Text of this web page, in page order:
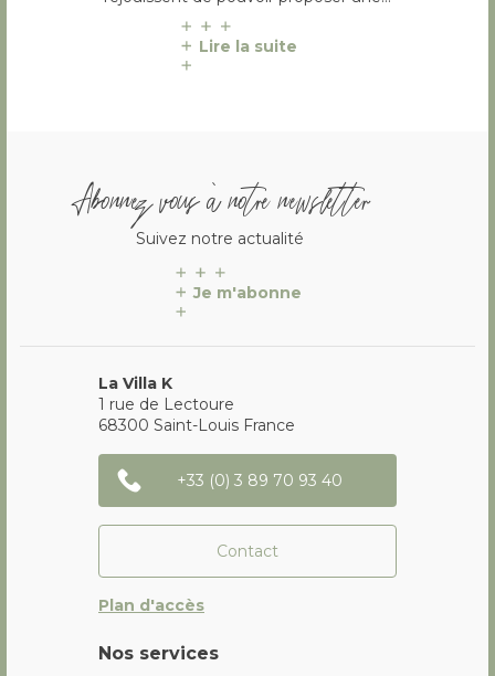
Lire la suite
Abonnez vous à notre newsletter
Suivez notre actualité
Je m'abonne
La Villa K
1 rue de Lectoure
68300 Saint-Louis France
+33 (0) 3 89 70 93 40
Contact
Plan d'accès
Nos services